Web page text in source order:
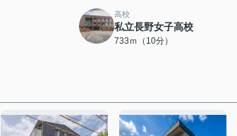
高校
私立長野女子高校
733ｍ（10分）